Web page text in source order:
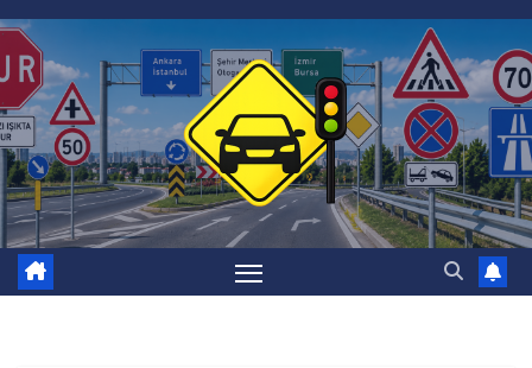
Skip
to
content